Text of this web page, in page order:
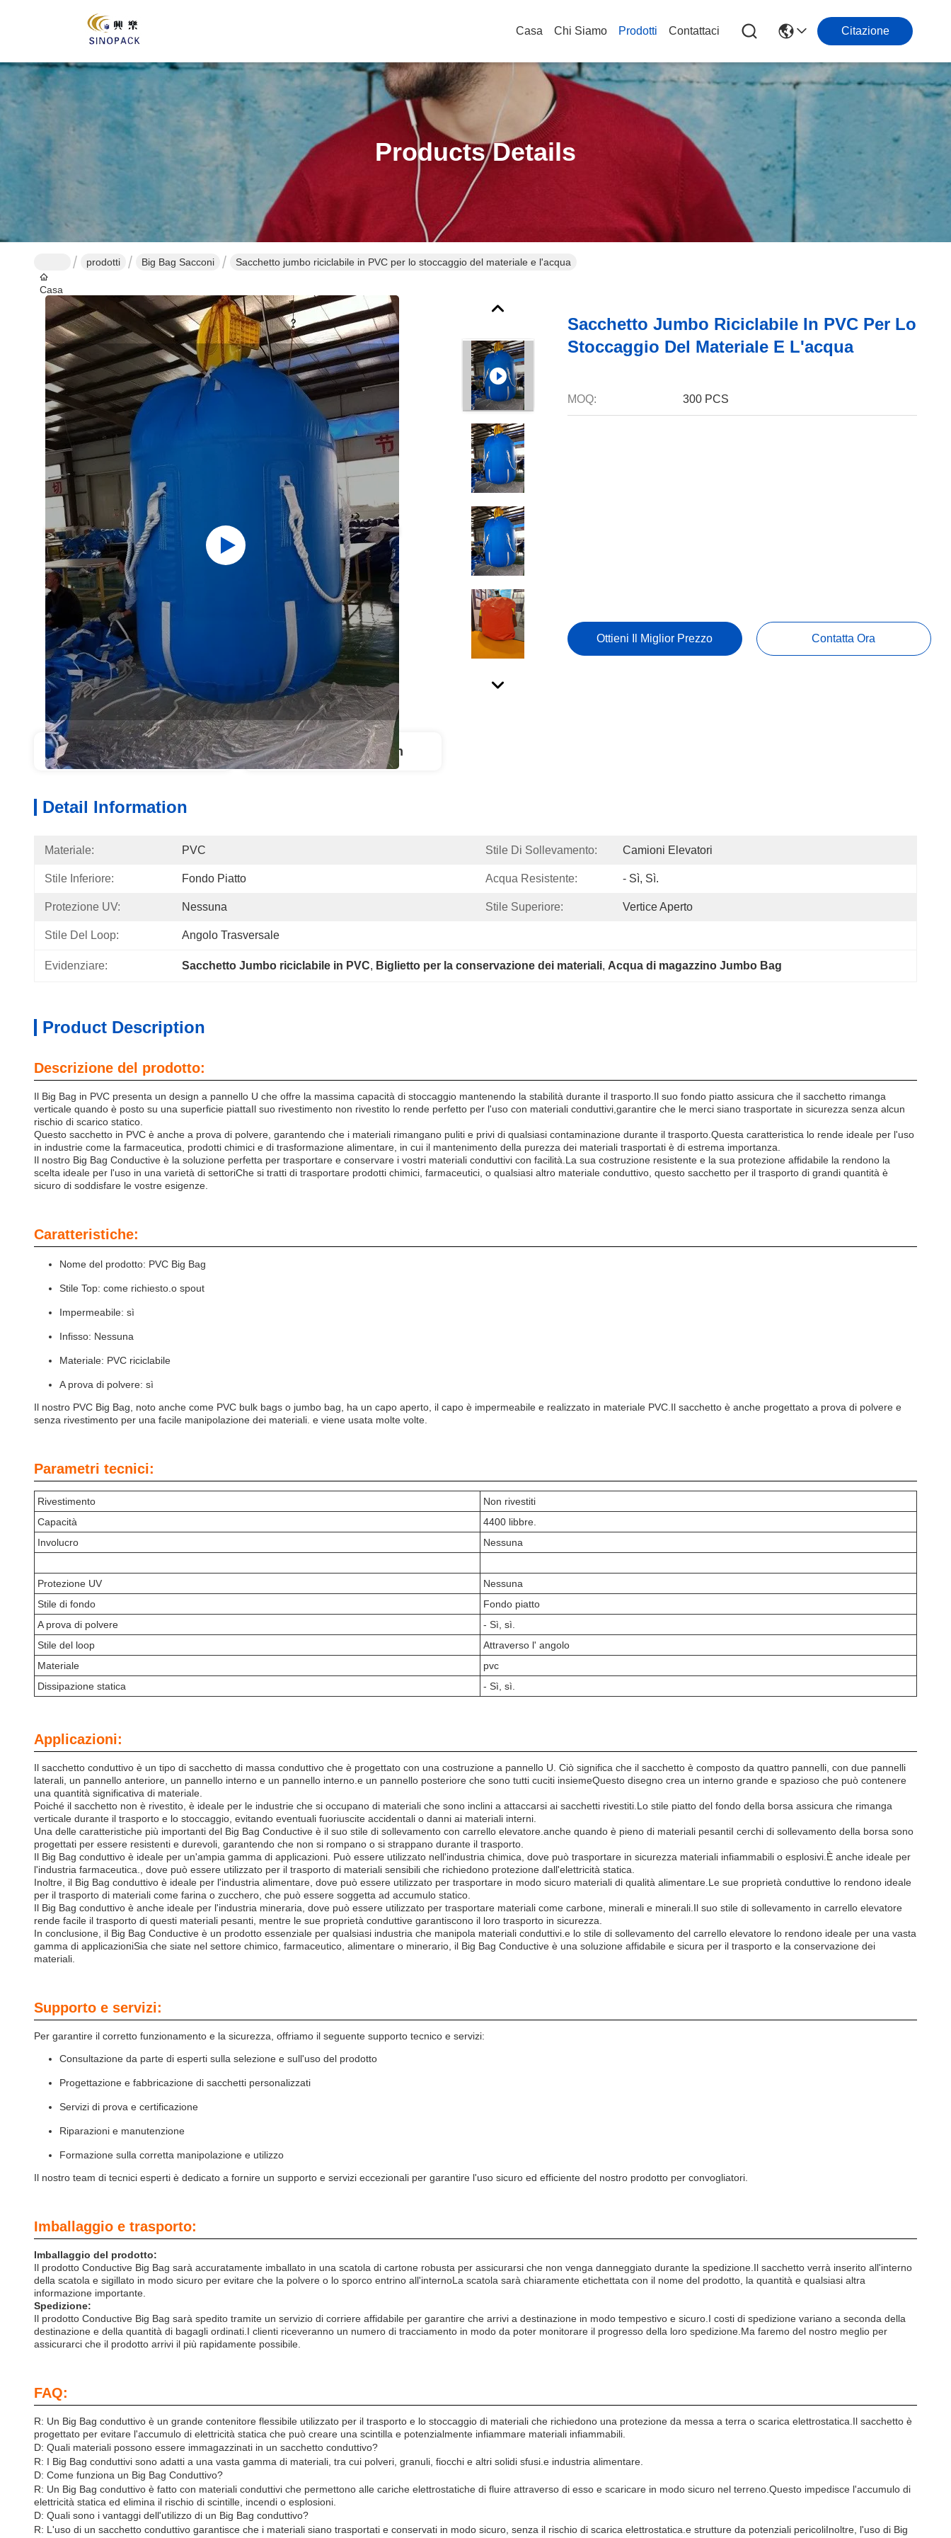
Casa Chi Siamo Prodotti Contattaci Citazione
Products Details
Casa
prodotti Big Bag Sacconi Sacchetto jumbo riciclabile in PVC per lo stoccaggio del materiale e l'acqua
Sacchetto Jumbo Riciclabile In PVC Per Lo
Stoccaggio Del Materiale E L'acqua
MOQ: 300 PCS
Ottieni Il Miglior Prezzo Contatta Ora
Detail Information Product Description
Detail Information
Materiale: PVC Stile Di Sollevamento: Camioni Elevatori
Stile Inferiore: Fondo Piatto Acqua Resistente: - Sì, Sì.
Protezione UV: Nessuna Stile Superiore: Vertice Aperto
Stile Del Loop: Angolo Trasversale
Evidenziare: Sacchetto Jumbo riciclabile in PVC, Biglietto per la conservazione dei materiali, Acqua di magazzino Jumbo Bag
Product Description
Descrizione del prodotto:
Il Big Bag in PVC presenta un design a pannello U che offre la massima capacità di stoccaggio mantenendo la stabilità durante il trasporto.Il suo fondo piatto assicura che il sacchetto rimanga
verticale quando è posto su una superficie piattaIl suo rivestimento non rivestito lo rende perfetto per l'uso con materiali conduttivi,garantire che le merci siano trasportate in sicurezza senza alcun
rischio di scarico statico.
Questo sacchetto in PVC è anche a prova di polvere, garantendo che i materiali rimangano puliti e privi di qualsiasi contaminazione durante il trasporto.Questa caratteristica lo rende ideale per l'uso
in industrie come la farmaceutica, prodotti chimici e di trasformazione alimentare, in cui il mantenimento della purezza dei materiali trasportati è di estrema importanza.
Il nostro Big Bag Conductive è la soluzione perfetta per trasportare e conservare i vostri materiali conduttivi con facilità.La sua costruzione resistente e la sua protezione affidabile la rendono la
scelta ideale per l'uso in una varietà di settoriChe si tratti di trasportare prodotti chimici, farmaceutici, o qualsiasi altro materiale conduttivo, questo sacchetto per il trasporto di grandi quantità è
sicuro di soddisfare le vostre esigenze.
Caratteristiche:
Nome del prodotto: PVC Big Bag
Stile Top: come richiesto.o spout
Impermeabile: sì
Infisso: Nessuna
Materiale: PVC riciclabile
A prova di polvere: sì
Il nostro PVC Big Bag, noto anche come PVC bulk bags o jumbo bag, ha un capo aperto, il capo è impermeabile e realizzato in materiale PVC.Il sacchetto è anche progettato a prova di polvere e
senza rivestimento per una facile manipolazione dei materiali. e viene usata molte volte.
Parametri tecnici:
Rivestimento
Non rivestiti
Capacità
4400 libbre.
Involucro
Nessuna
Protezione UV
Nessuna
Stile di fondo
Fondo piatto
A prova di polvere
- Sì, sì.
Stile del loop
Attraverso l' angolo
Materiale
pvc
Dissipazione statica
- Sì, sì.
Applicazioni:
Il sacchetto conduttivo è un tipo di sacchetto di massa conduttivo che è progettato con una costruzione a pannello U. Ciò significa che il sacchetto è composto da quattro pannelli, con due pannelli
laterali, un pannello anteriore, un pannello interno e un pannello interno.e un pannello posteriore che sono tutti cuciti insiemeQuesto disegno crea un interno grande e spazioso che può contenere
una quantità significativa di materiale.
Poiché il sacchetto non è rivestito, è ideale per le industrie che si occupano di materiali che sono inclini a attaccarsi ai sacchetti rivestiti.Lo stile piatto del fondo della borsa assicura che rimanga
verticale durante il trasporto e lo stoccaggio, evitando eventuali fuoriuscite accidentali o danni ai materiali interni.
Una delle caratteristiche più importanti del Big Bag Conductive è il suo stile di sollevamento con carrello elevatore.anche quando è pieno di materiali pesantiI cerchi di sollevamento della borsa sono
progettati per essere resistenti e durevoli, garantendo che non si rompano o si strappano durante il trasporto.
Il Big Bag conduttivo è ideale per un'ampia gamma di applicazioni. Può essere utilizzato nell'industria chimica, dove può trasportare in sicurezza materiali infiammabili o esplosivi.È anche ideale per
l'industria farmaceutica., dove può essere utilizzato per il trasporto di materiali sensibili che richiedono protezione dall'elettricità statica.
Inoltre, il Big Bag conduttivo è ideale per l'industria alimentare, dove può essere utilizzato per trasportare in modo sicuro materiali di qualità alimentare.Le sue proprietà conduttive lo rendono ideale
per il trasporto di materiali come farina o zucchero, che può essere soggetta ad accumulo statico.
Il Big Bag conduttivo è anche ideale per l'industria mineraria, dove può essere utilizzato per trasportare materiali come carbone, minerali e minerali.Il suo stile di sollevamento in carrello elevatore
rende facile il trasporto di questi materiali pesanti, mentre le sue proprietà conduttive garantiscono il loro trasporto in sicurezza.
In conclusione, il Big Bag Conductive è un prodotto essenziale per qualsiasi industria che manipola materiali conduttivi.e lo stile di sollevamento del carrello elevatore lo rendono ideale per una vasta
gamma di applicazioniSia che siate nel settore chimico, farmaceutico, alimentare o minerario, il Big Bag Conductive è una soluzione affidabile e sicura per il trasporto e la conservazione dei
materiali.
Supporto e servizi:
Per garantire il corretto funzionamento e la sicurezza, offriamo il seguente supporto tecnico e servizi:
Consultazione da parte di esperti sulla selezione e sull'uso del prodotto
Progettazione e fabbricazione di sacchetti personalizzati
Servizi di prova e certificazione
Riparazioni e manutenzione
Formazione sulla corretta manipolazione e utilizzo
Il nostro team di tecnici esperti è dedicato a fornire un supporto e servizi eccezionali per garantire l'uso sicuro ed efficiente del nostro prodotto per convogliatori.
Imballaggio e trasporto:
Imballaggio del prodotto:
Il prodotto Conductive Big Bag sarà accuratamente imballato in una scatola di cartone robusta per assicurarsi che non venga danneggiato durante la spedizione.Il sacchetto verrà inserito all'interno
della scatola e sigillato in modo sicuro per evitare che la polvere o lo sporco entrino all'internoLa scatola sarà chiaramente etichettata con il nome del prodotto, la quantità e qualsiasi altra
informazione importante.
Spedizione:
Il prodotto Conductive Big Bag sarà spedito tramite un servizio di corriere affidabile per garantire che arrivi a destinazione in modo tempestivo e sicuro.I costi di spedizione variano a seconda della
destinazione e della quantità di bagagli ordinati.I clienti riceveranno un numero di tracciamento in modo da poter monitorare il progresso della loro spedizione.Ma faremo del nostro meglio per
assicurarci che il prodotto arrivi il più rapidamente possibile.
FAQ:
R: Un Big Bag conduttivo è un grande contenitore flessibile utilizzato per il trasporto e lo stoccaggio di materiali che richiedono una protezione da messa a terra o scarica elettrostatica.Il sacchetto è
progettato per evitare l'accumulo di elettricità statica che può creare una scintilla e potenzialmente infiammare materiali infiammabili.
D: Quali materiali possono essere immagazzinati in un sacchetto conduttivo?
R: I Big Bag conduttivi sono adatti a una vasta gamma di materiali, tra cui polveri, granuli, fiocchi e altri solidi sfusi.e industria alimentare.
D: Come funziona un Big Bag Conduttivo?
R: Un Big Bag conduttivo è fatto con materiali conduttivi che permettono alle cariche elettrostatiche di fluire attraverso di esso e scaricare in modo sicuro nel terreno.Questo impedisce l'accumulo di
elettricità statica ed elimina il rischio di scintille, incendi o esplosioni.
D: Quali sono i vantaggi dell'utilizzo di un Big Bag conduttivo?
R: L'uso di un sacchetto conduttivo garantisce che i materiali siano trasportati e conservati in modo sicuro, senza il rischio di scarica elettrostatica.e strutture da potenziali pericoliInoltre, l'uso di Big